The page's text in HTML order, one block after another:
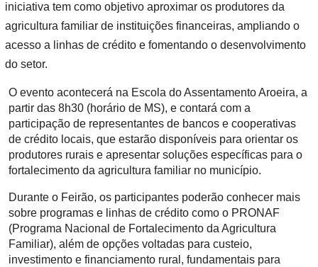
iniciativa tem como objetivo aproximar os produtores da
agricultura familiar de instituições financeiras, ampliando o
acesso a linhas de crédito e fomentando o desenvolvimento
do setor.
O evento acontecerá na Escola do Assentamento Aroeira, a
partir das 8h30 (horário de MS), e contará com a
participação de representantes de bancos e cooperativas
de crédito locais, que estarão disponíveis para orientar os
produtores rurais e apresentar soluções específicas para o
fortalecimento da agricultura familiar no município.
Durante o Feirão, os participantes poderão conhecer mais
sobre programas e linhas de crédito como o PRONAF
(Programa Nacional de Fortalecimento da Agricultura
Familiar), além de opções voltadas para custeio,
investimento e financiamento rural, fundamentais para